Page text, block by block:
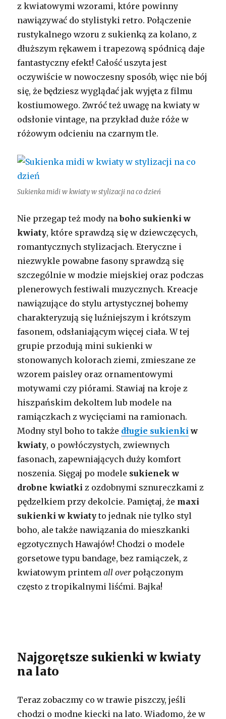
z kwiatowymi wzorami, które powinny
nawiązywać do stylistyki retro. Połączenie
rustykalnego wzoru z sukienką za kolano, z
dłuższym rękawem i trapezową spódnicą daje
fantastyczny efekt! Całość uszyta jest
oczywiście w nowoczesny sposób, więc nie bój
się, że będziesz wyglądać jak wyjęta z filmu
kostiumowego. Zwróć też uwagę na kwiaty w
odsłonie vintage, na przykład duże róże w
różowym odcieniu na czarnym tle.
Sukienka midi w kwiaty w stylizacji na co dzień
Nie przegap też mody naboho sukienki w
kwiaty, które sprawdzą się w dziewczęcych,
romantycznych stylizacjach. Eteryczne i
niezwykle powabne fasony sprawdzą się
szczególnie w modzie miejskiej oraz podczas
plenerowych festiwali muzycznych. Kreacje
nawiązujące do stylu artystycznej bohemy
charakteryzują się luźniejszym i krótszym
fasonem, odsłaniającym więcej ciała. W tej
grupie przodują mini sukienki w
stonowanych kolorach ziemi, zmieszane ze
wzorem paisley oraz ornamentowymi
motywami czy piórami. Stawiaj na kroje z
hiszpańskim dekoltem lub modele na
ramiączkach z wycięciami na ramionach.
Modny styl boho to także długie sukienki w
kwiaty, o powłóczystych, zwiewnych
fasonach, zapewniających duży komfort
noszenia. Sięgaj po modele sukienek w
drobne kwiatki z ozdobnymi sznureczkami z
pędzelkiem przy dekolcie. Pamiętaj, że maxi
sukienki w kwiaty to jednak nie tylko styl
boho, ale także nawiązania do mieszkanki
egzotycznych Hawajów! Chodzi o modele
gorsetowe typu bandage, bez ramiączek, z
kwiatowym printemall overpołączonym
często z tropikalnymi liśćmi. Bajka!
Najgorętsze sukienki w kwiaty
na lato
Teraz zobaczmy co w trawie piszczy, jeśli
chodzi o modne kiecki na lato. Wiadomo, że w